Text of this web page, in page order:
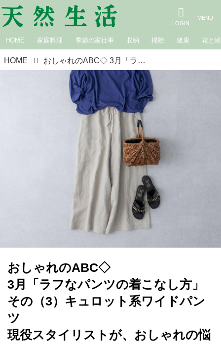
HOME 家庭料理 季節の家仕事 収納 掃除 健康 花と緑
HOME おしゃれのABC◇ 3月「ラフなパンツの着こなし方」その（3）キュロット系ワイドパンツ 現役スタイリストが、おしゃれの悩みを解決｜植村美智子
おしゃれのABC◇
3月「ラフなパンツの着こなし方」
その（3）キュロット系ワイドパン
ツ
現役スタイリストが、おしゃれの悩